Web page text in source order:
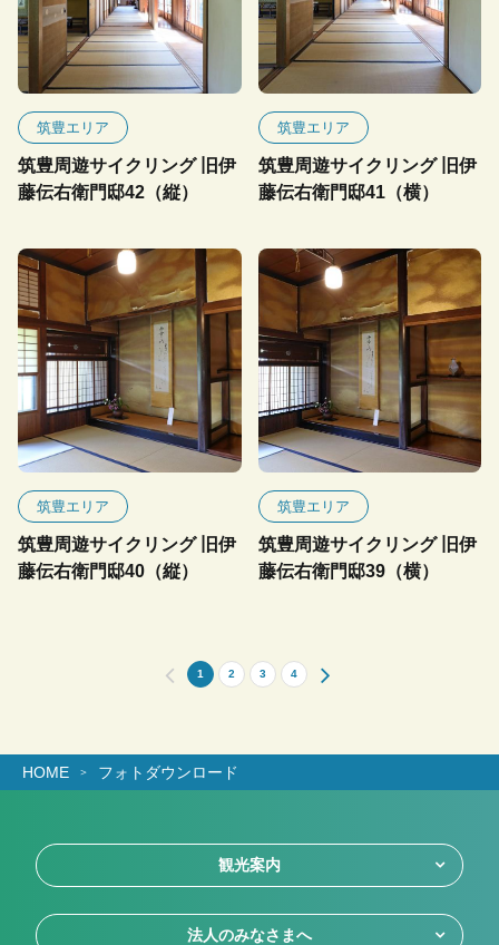
筑豊エリア
筑豊周遊サイクリング 旧伊
藤伝右衛門邸42（縦）
筑豊エリア
筑豊周遊サイクリング 旧伊
藤伝右衛門邸41（横）
筑豊エリア
筑豊周遊サイクリング 旧伊
藤伝右衛門邸40（縦）
筑豊エリア
筑豊周遊サイクリング 旧伊
藤伝右衛門邸39（横）
1 2 3 4
HOME フォトダウンロード
観光案内
法人のみなさまへ